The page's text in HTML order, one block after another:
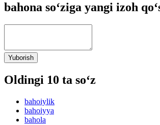
bahona so‘ziga yangi izoh
Yuborish
Oldingi 10 ta so‘z
bahoiylik
bahoiyya
bahola